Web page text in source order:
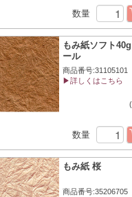
数量
もみ紙ソフト
ール
商品番号:31105101
▶詳しくはこちら
数量
もみ紙 桜
商品番号:35206705